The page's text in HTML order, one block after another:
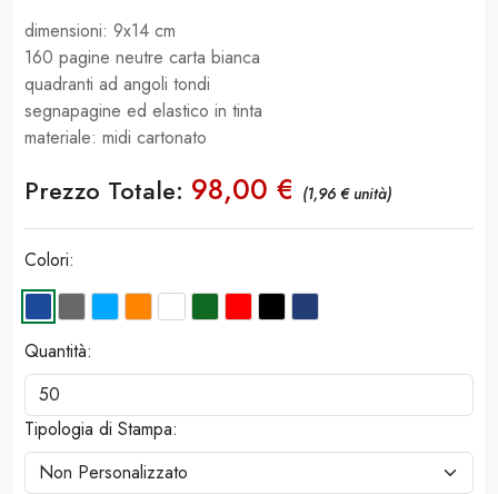
dimensioni: 9x14 cm
160 pagine neutre carta bianca
quadranti ad angoli tondi
segnapagine ed elastico in tinta
materiale: midi cartonato
Prezzo Totale: 98,00 € (1,96 € unità)
Colori:
Quantità:
Tipologia di Stampa: